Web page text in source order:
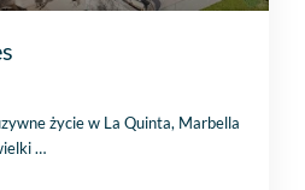
życie w La Quinta, Marbella
…